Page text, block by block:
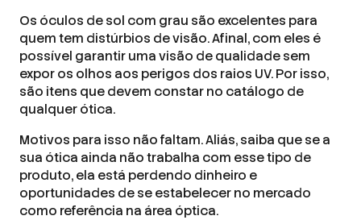
Os óculos de sol com grau são excelentes para
quem tem distúrbios de visão. Afinal, com eles é
possível garantir uma visão de qualidade sem
expor os olhos aos perigos dos raios UV. Por isso,
são itens que devem constar no catálogo de
qualquer ótica.
Motivos para isso não faltam. Aliás, saiba que se a
sua ótica ainda não trabalha com esse tipo de
produto, ela está perdendo dinheiro e
oportunidades de se estabelecer no mercado
como referência na área óptica.